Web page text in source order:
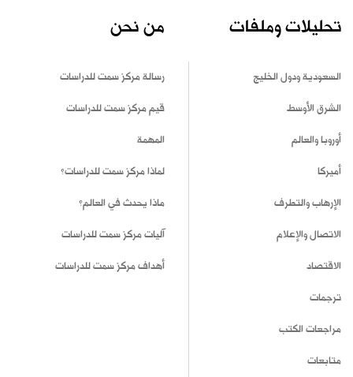
تحليلات وملفات
السعودية ودول الخليج
الشرق الأوسط
أوروبا والعالم
أميركا
الإرهاب والتطرف
الاتصال والإعلام
الاقتصاد
ترجمات
مراجعات الكتب
متابعات
من نحن
رسالة مركز سمت للدراسات
قيم مركز سمت للدراسات
المهمة
لماذا مركز سمت للدراسات؟
ماذا يحدث في العالم؟
آليات مركز سمت للدراسات
أهداف مركز سمت للدراسات